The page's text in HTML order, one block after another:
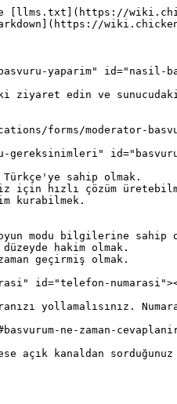
[llms.txt](https://
yaparim" id="nasil-
ziyaret edin ve
forms/moderator-
gereksinimleri"
sahip olmak.
için hızlı çözüm
kurabilmek.
modu bilgilerine sahip
hakim olmak.
geçirmiş olmak.
id="telefon-
yollamalısınız.
ne-zaman-
kanaldan sorduğunuz